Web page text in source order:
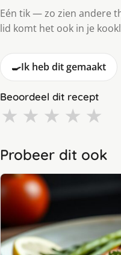
Eén tik — zo zien andere
lid komt het ook in je
🍳Ik heb dit gemaakt
Beoordeel dit recept
★ ★ ★ ★ ★
Probeer dit ook